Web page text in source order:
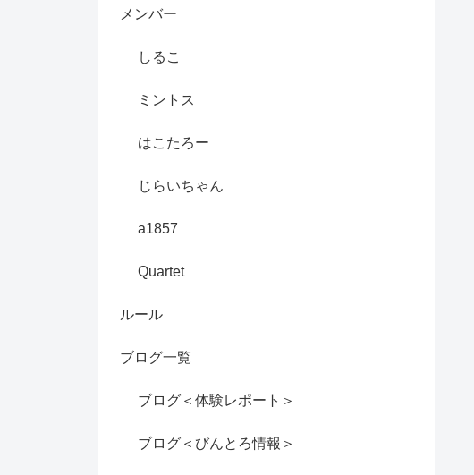
メンバー
しるこ
ミントス
はこたろー
じらいちゃん
a1857
Quartet
ルール
ブログ一覧
ブログ＜体験レポート＞
ブログ＜びんとろ情報＞